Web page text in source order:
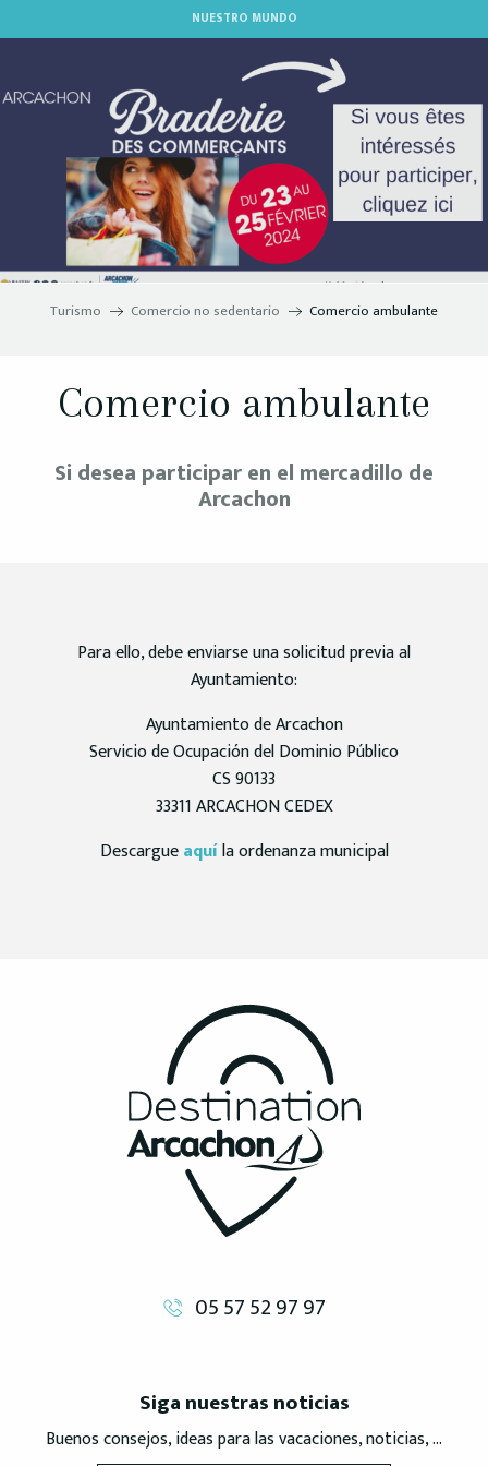
au
principal
NUESTRO MUNDO
Turismo Comercio no sedentario Comercio ambulante
Comercio ambulante
Si desea participar en el mercadillo de
Arcachon
Para ello, debe enviarse una solicitud previa al
Ayuntamiento:
Ayuntamiento de Arcachon
Servicio de Ocupación del Dominio Público
CS 90133
33311 ARCACHON CEDEX
Descargueaquíla ordenanza municipal
05 57 52 97 97
Siga nuestras noticias
Buenos consejos, ideas para las vacaciones, noticias, ...